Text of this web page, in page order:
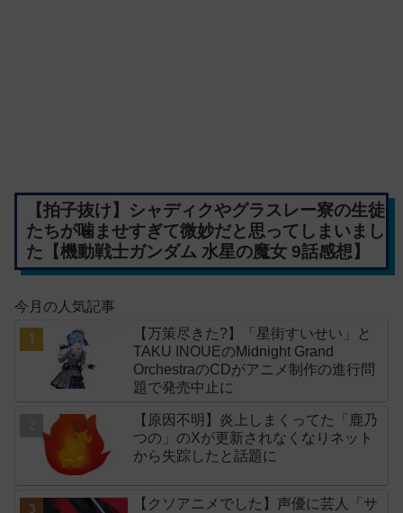
【拍子抜け】シャディクやグラスレー寮の生徒
たちが噛ませすぎて微妙だと思ってしまいまし
た【機動戦士ガンダム 水星の魔女 9話感想】
今月の人気記事
【万策尽きた?】「星街すいせい」と
TAKU INOUEのMidnight Grand
OrchestraのCDがアニメ制作の進行問
題で発売中止に
【原因不明】炎上しまくってた「鹿乃
つの」のXが更新されなくなりネット
から失踪したと話題に
【クソアニメでした】声優に芸人「サ